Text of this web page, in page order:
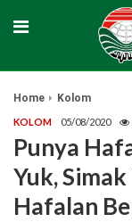
Home Kolom
KOLOM 05/08/2020
Punya
Yuk,
Hafalan